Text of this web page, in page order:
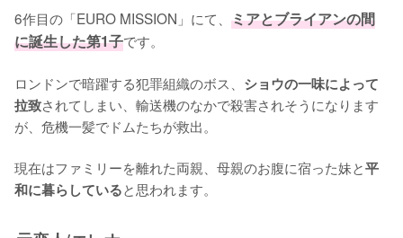
6作目の「EURO MISSION」にて、 ミアとブライアンの間
に誕生した第1子です。
ロンドンで暗躍する犯罪組織のボス、 ショウの一味によって
拉致されてしまい、輸送機のなかで殺害されそうになります
が、危機一髪でドムたちが救出。
現在はファミリーを離れた両親、母親のお腹に宿った妹と平
和に暮らしていると思われます。